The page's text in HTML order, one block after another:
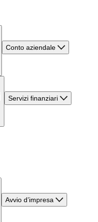
Conto aziendale
Servizi finanziari
Avvio d’impresa